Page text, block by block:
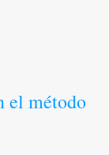
el método